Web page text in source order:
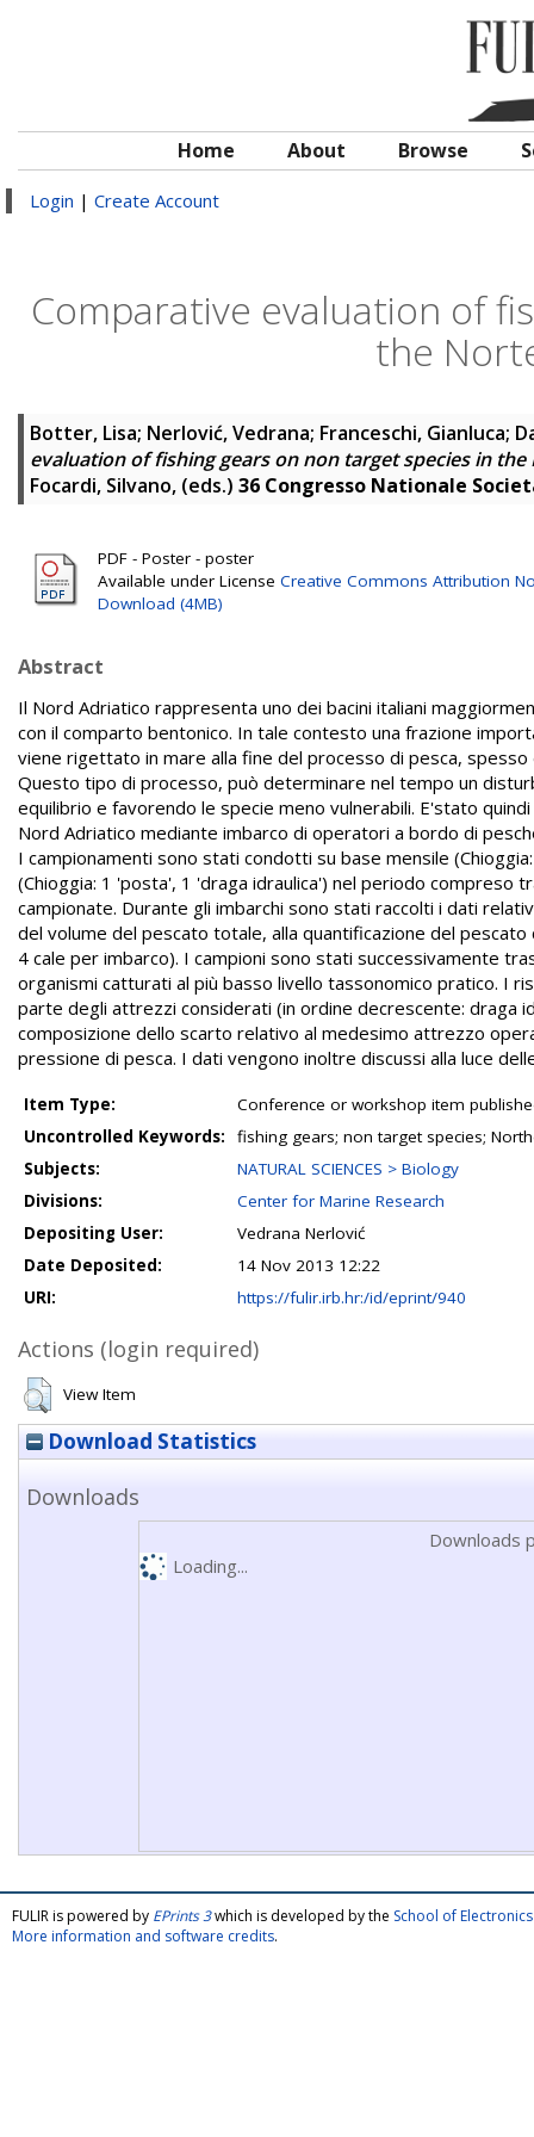
Home About Browse
Login | Create Account
Comparative evaluation of
the
Botter, Lisa; Nerlović, Vedrana; Franceschi, Gianluca;
evaluation of fishing gears on non target species in
Focardi, Silvano, (eds.) 36 Congresso Nationale
PDF - Poster - poster
Available under License Creative Commons Attribution
Download (4MB)
Abstract
Il Nord Adriatico rappresenta uno dei bacini italiani
con il comparto bentonico. In tale contesto una frazione
viene rigettato in mare alla fine del processo di pesca,
Questo tipo di processo, può determinare nel tempo un
equilibrio e favorendo le specie meno vulnerabili. E'stato
Nord Adriatico mediante imbarco di operatori a bordo di
I campionamenti sono stati condotti su base mensile
(Chioggia: 1 'posta', 1 'draga idraulica') nel periodo
campionate. Durante gli imbarchi sono stati raccolti i dati
del volume del pescato totale, alla quantificazione del
4 cale per imbarco). I campioni sono stati successivamente
organismi catturati al più basso livello tassonomico pratico. I
parte degli attrezzi considerati (in ordine decrescente: draga
composizione dello scarto relativo al medesimo attrezzo
pressione di pesca. I dati vengono inoltre discussi alla luce
Item Type:
Conference or workshop item
Uncontrolled Keywords:
fishing gears; non target species;
Subjects:
NATURAL SCIENCES > Biology
Divisions:
Center for Marine Research
Depositing User:
Vedrana Nerlović
Date Deposited:
14 Nov 2013 12:22
URI:
https://fulir.irb.hr:/id/eprint/940
Actions (login required)
View Item
Download Statistics
Downloads
Downloads
Loading...
FULIR is powered by EPrints 3which is developed by the School of
More information and software credits.